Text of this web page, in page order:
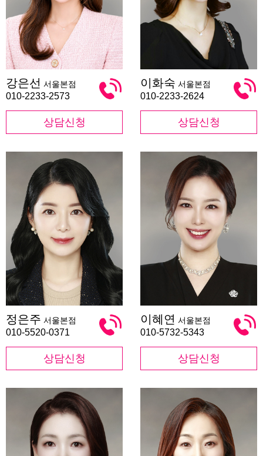
은
선
강은선 서울본점
010-2233-2573
상담신청
화
숙
이화숙 서울본점
010-2233-2624
상담신청
은
주
정은주 서울본점
010-5520-0371
상담신청
혜
연
이혜연 서울본점
010-5732-5343
상담신청